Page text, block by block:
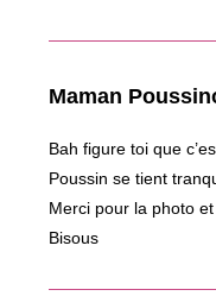
Maman
Bah figure toi que
Poussin se tient
Merci pour la photo
Bisous